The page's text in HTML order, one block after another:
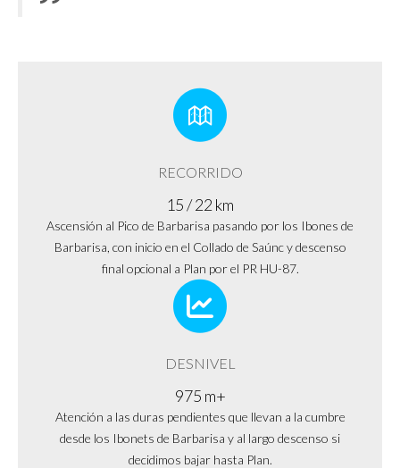
RECORRIDO
15 / 22 km
Ascensión al Pico de Barbarisa pasando por los Ibones de
Barbarisa, con inicio en el Collado de Saúnc y descenso
final opcional a Plan por el PR HU-87.
DESNIVEL
975 m+
Atención a las duras pendientes que llevan a la cumbre
desde los Ibonets de Barbarisa y al largo descenso si
decidimos bajar hasta Plan.